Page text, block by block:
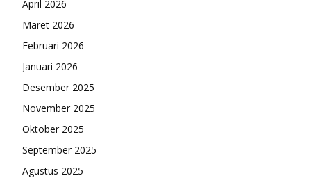
April 2026
Maret 2026
Februari 2026
Januari 2026
Desember 2025
November 2025
Oktober 2025
September 2025
Agustus 2025